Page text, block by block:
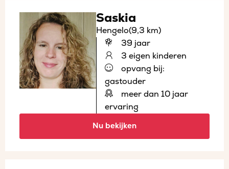
Saskia
Hengelo(9,3 km)
39 jaar
3 eigen kinderen
opvang bij:
gastouder
meer dan 10 jaar
ervaring
Nu bekijken